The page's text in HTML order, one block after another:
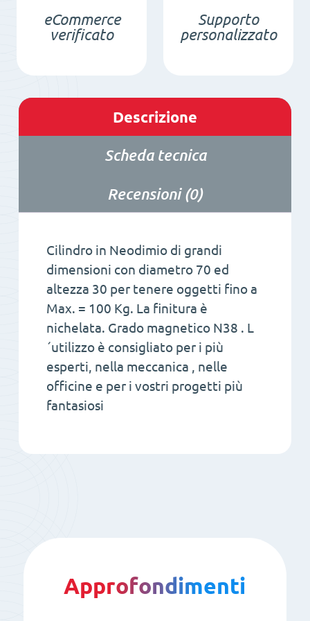
eCommerce
verificato
Supporto
personalizzato
Descrizione
Scheda tecnica
Recensioni (0)
Cilindro in Neodimio di grandi
dimensioni con diametro 70 ed
altezza 30 per tenere oggetti fino a
Max. = 100 Kg. La finitura è
nichelata. Grado magnetico N38 . L
´utilizzo è consigliato per i più
esperti, nella meccanica , nelle
officine e per i vostri progetti più
fantasiosi
Approfondimenti